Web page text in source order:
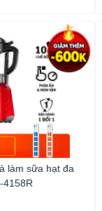
làm sữa hạt đa
4158R